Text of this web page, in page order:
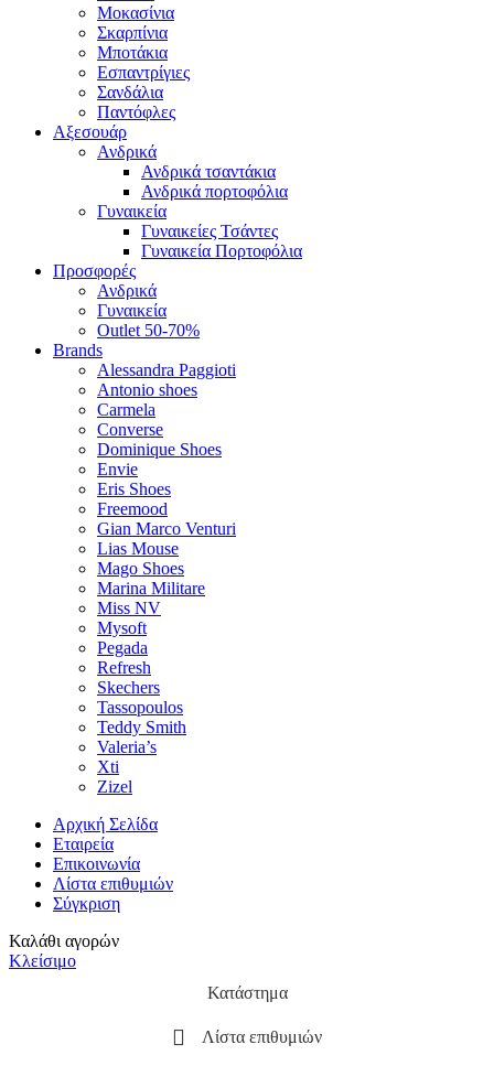
Μοκασίνια
Σκαρπίνια
Μποτάκια
Εσπαντρίγιες
Σανδάλια
Παντόφλες
Αξεσουάρ
Ανδρικά
Ανδρικά τσαντάκια
Ανδρικά πορτοφόλια
Γυναικεία
Γυναικείες Τσάντες
Γυναικεία Πορτοφόλια
Προσφορές
Ανδρικά
Γυναικεία
Outlet 50-70%
Brands
Alessandra Paggioti
Antonio shoes
Carmela
Converse
Dominique Shoes
Envie
Eris Shoes
Freemood
Gian Marco Venturi
Lias Mouse
Mago Shoes
Marina Militare
Miss NV
Mysoft
Pegada
Refresh
Skechers
Tassopoulos
Teddy Smith
Valeria’s
Xti
Zizel
Αρχική Σελίδα
Εταιρεία
Επικοινωνία
Λίστα επιθυμιών
Σύγκριση
Καλάθι αγορών
Κλείσιμο
Κατάστημα
Λίστα επιθυμιών